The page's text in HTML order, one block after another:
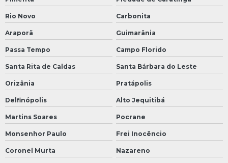
Rio Novo Carbonita
Araporã Guimarânia
Passa Tempo Campo Florido
Santa Rita de Caldas Santa Bárbara do Leste
Orizânia Pratápolis
Delfinópolis Alto Jequitibá
Martins Soares Pocrane
Monsenhor Paulo Frei Inocêncio
Coronel Murta Nazareno